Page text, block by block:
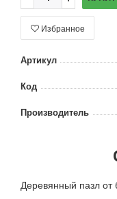
Избранное
Артикул
Код
Производитель
Деревянный пазл